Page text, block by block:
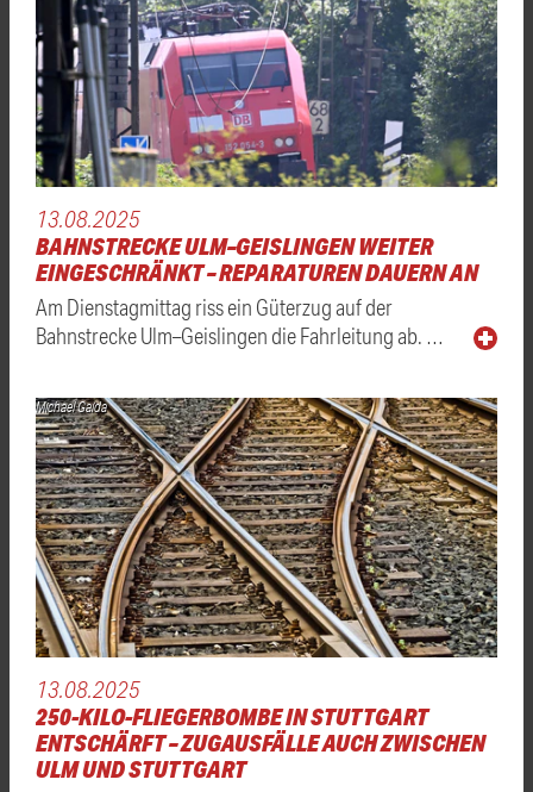
13.08.2025
BAHNSTRECKE ULM–GEISLINGEN WEITER
EINGESCHRÄNKT – REPARATUREN DAUERN AN
Am Dienstagmittag riss ein Güterzug auf der
Bahnstrecke Ulm–Geislingen die Fahrleitung ab. …
Michael Gaida
13.08.2025
250-KILO-FLIEGERBOMBE IN STUTTGART
ENTSCHÄRFT – ZUGAUSFÄLLE AUCH ZWISCHEN
ULM UND STUTTGART